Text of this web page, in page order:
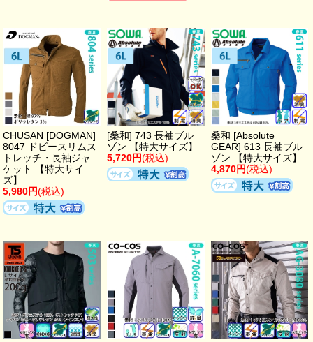
CHUSAN [DOGMAN]
8047 ドビースリムス
トレッチ・長袖ジャ
ケット 【特大サイ
ズ】
5,980円(税込)
[桑和] 743 長袖ブル
ゾン 【特大サイズ】
5,720円(税込)
桑和 [Absolute
GEAR] 613 長袖ブル
ゾン 【特大サイズ】
4,870円(税込)